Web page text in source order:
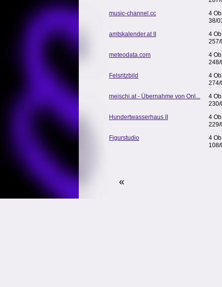
music-channel.cc
4 Ob
38/
amtskalender.at II
4 Ob
257/
meteodata.com
4 Ob
248/
Felsritzbild
4 Ob
274/
meischi.at - Übernahme von Onl...
4 Ob
230/
Hundertwasserhaus II
4 Ob
229/
Figurstudio
4 Ob
108/
«